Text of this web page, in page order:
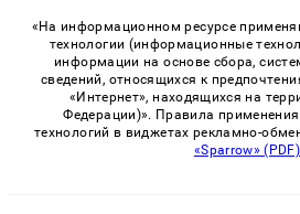
«На информационном ресурсе
технологии (информационные
информации на основе сбора,
сведений, относящихся к
«Интернет», находящихся на
Федерации)». Правила
технологий в виджетах рекламно-
«Sparrow» (PDF)